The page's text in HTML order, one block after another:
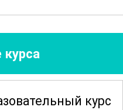
курса
курс